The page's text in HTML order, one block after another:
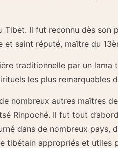
Tibet. Il fut reconnu dès son
et saint réputé, maître du
traditionnelle par un
les plus remarquables
nombreux autres maîtres
Rinpoché. Il fut tout
dans de nombreux pays,
tibétain appropriés et utiles